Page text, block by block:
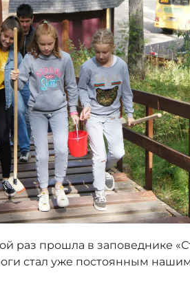
раз прошла в заповеднике
стал уже постоянным нашим